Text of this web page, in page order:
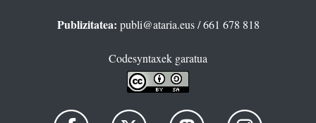
Publizitatea: publi@ataria.eus/ 661 678 818
Codesyntaxek garatua